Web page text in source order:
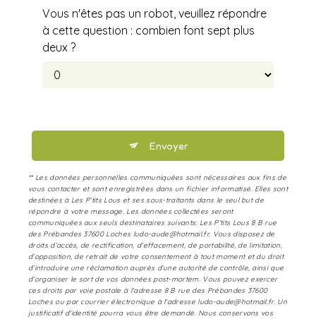
Vous n'êtes pas un robot, veuillez répondre
à cette question : combien font sept plus
deux ?
Envoyer
** Les données personnelles communiquées sont nécessaires aux fins de
vous contacter et sont enregistrées dans un fichier informatisé. Elles sont
destinées à Les P’tits Lous et ses sous-traitants dans le seul but de
répondre à votre message. Les données collectées seront
communiquées aux seuls destinataires suivants: Les P’tits Lous 8 B rue
des Prébandes 37600 Loches ludo-aude@hotmail.fr. Vous disposez de
droits d’accès, de rectification, d’effacement, de portabilité, de limitation,
d’opposition, de retrait de votre consentement à tout moment et du droit
d’introduire une réclamation auprès d’une autorité de contrôle, ainsi que
d’organiser le sort de vos données post-mortem. Vous pouvez exercer
ces droits par voie postale à l'adresse 8 B rue des Prébandes 37600
Loches ou par courrier électronique à l'adresse ludo-aude@hotmail.fr. Un
justificatif d'identité pourra vous être demandé. Nous conservons vos